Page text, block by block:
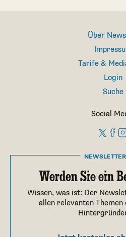
Über
Tarife &
Login
Suche
Social
NEWSLETTER
Werden Sie ein
Wissen, was ist: Der
allen relevanten Themen